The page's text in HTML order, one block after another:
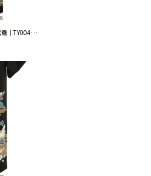
黒留袖｜加賀友禅 紫陽花に鴛鴦｜TY004｜L